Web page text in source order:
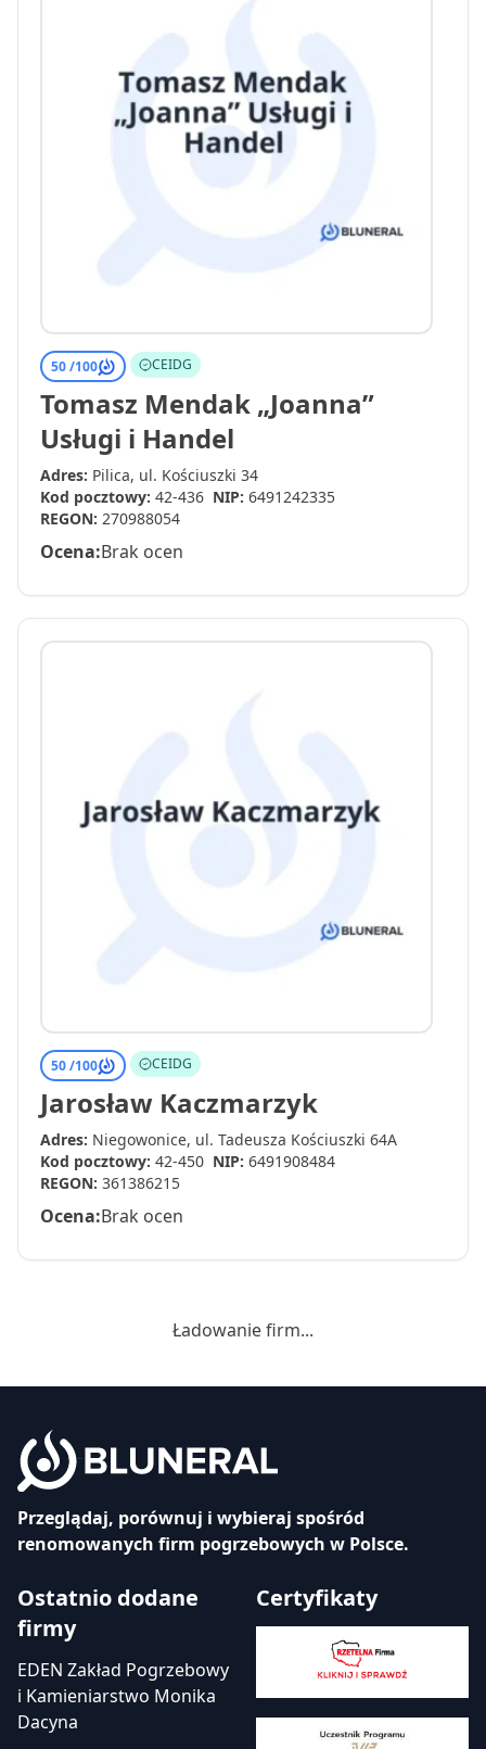
50 /100 CEIDG
Tomasz Mendak „Joanna”
Usługi i Handel
Adres: Pilica, ul. Kościuszki 34
Kod pocztowy: 42-436 NIP: 6491242335
REGON: 270988054
Ocena:Brak ocen
50 /100 CEIDG
Jarosław Kaczmarzyk
Adres: Niegowonice, ul. Tadeusza Kościuszki 64A
Kod pocztowy: 42-450 NIP: 6491908484
REGON: 361386215
Ocena:Brak ocen
Ładowanie firm...
Przeglądaj, porównuj i wybieraj spośród
renomowanych firm pogrzebowych w Polsce.
Ostatnio dodane
firmy
EDEN Zakład Pogrzebowy
i Kamieniarstwo Monika
Dacyna
Certyfikaty